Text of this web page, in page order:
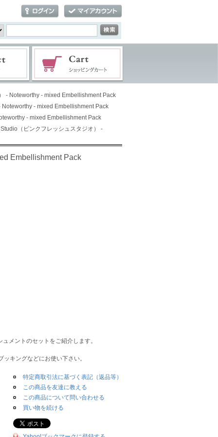
- Noteworthy - mixed Embellishment Pack
- mixed Embellishment Pack
- mixed Embellishment Pack
（ピンクフレッシュスタジオ） -
Embellishment Pack
メントのセットをご紹介します。
キングなどにお使い下さい。
特定商取引法に基づく表記（返品等）
この商品を友達に教える
この商品について問い合わせる
買い物を続ける